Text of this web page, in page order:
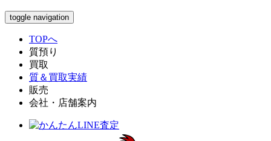
toggle navigation
TOPへ
質預り
買取
質＆買取実績
販売
会社・店舗案内